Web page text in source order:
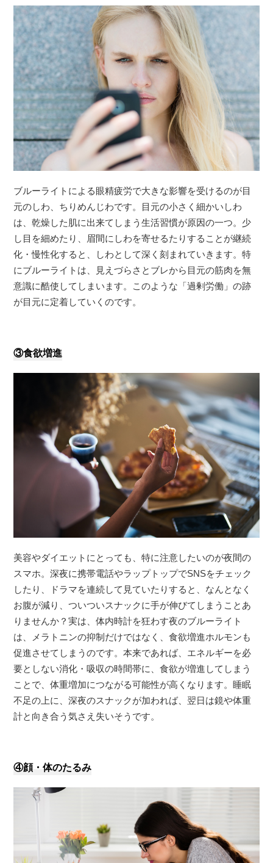
ブルーライトによる眼精疲労で大きな影響を受けるのが目
元のしわ、ちりめんじわです。目元の小さく細かいしわ
は、乾燥した肌に出来てしまう生活習慣が原因の一つ。少
し目を細めたり、眉間にしわを寄せるたりすることが継続
化・慢性化すると、しわとして深く刻まれていきます。特
にブルーライトは、見えづらさとブレから目元の筋肉を無
意識に酷使してしまいます。このような「過剰労働」の跡
が目元に定着していくのです。
③食欲増進
美容やダイエットにとっても、特に注意したいのが夜間の
スマホ。深夜に携帯電話やラップトップでSNSをチェック
したり、ドラマを連続して見ていたりすると、なんとなく
お腹が減り、ついついスナックに手が伸びてしまうことあ
りませんか？実は、体内時計を狂わす夜のブルーライト
は、メラトニンの抑制だけではなく、食欲増進ホルモンも
促進させてしまうのです。本来であれば、エネルギーを必
要としない消化・吸収の時間帯に、食欲が増進してしまう
ことで、体重増加につながる可能性が高くなります。睡眠
不足の上に、深夜のスナックが加われば、翌日は鏡や体重
計と向き合う気さえ失いそうです。
④顔・体のたるみ